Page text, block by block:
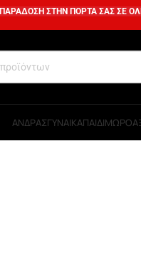
ΠΑΡΑΔΟΣΗ ΣΤΗΝ ΠΟΡΤΑ ΣΑΣ ΣΕ
ΑΝΔΡΑΣΓΥΝΑΙΚΑΠΑΙΔΙΜΩΡΟ